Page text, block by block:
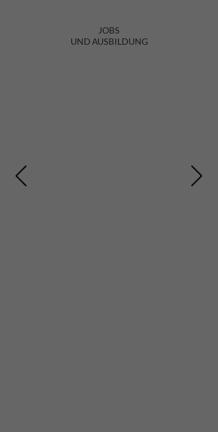
Lorem ipsum dolor sit amet, consectetuer